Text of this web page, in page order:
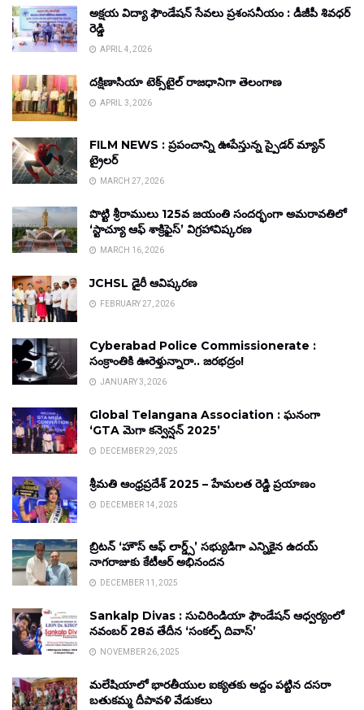
అక్షయ విద్యా ఫౌండేషన్ సేవలు ప్రశంసనీయం : డీజీపీ శివధర్
రెడ్డి
APRIL 4, 2026
దక్షిణాసియా టెక్స్‌టైల్ రాజధానిగా తెలంగాణ
APRIL 3, 2026
FILM NEWS : ప్రపంచాన్ని ఊపేస్తున్న స్పైడర్ మ్యాన్
ట్రైలర్
MARCH 27, 2026
పొట్టి శ్రీరాములు 125వ జయంతి సందర్భంగా అమరావతిలో
‘స్టాచ్యూ ఆఫ్ శాక్రిఫైస్’ విగ్రహావిష్కరణ
MARCH 16, 2026
JCHSL డైరీ ఆవిష్కరణ
FEBRUARY 27, 2026
Cyberabad Police Commissionerate :
సంక్రాంతికి ఊరెళ్తున్నారా.. జరభద్రం!
JANUARY 3, 2026
Global Telangana Association : ఘనంగా
‘GTA మెగా కన్వెన్షన్ 2025’
DECEMBER 29, 2025
శ్రీమతి ఆంధ్రప్రదేశ్ 2025 – హేమలత రెడ్డి ప్రయాణం
DECEMBER 14, 2025
బ్రిటన్ ‘హౌస్ ఆఫ్ లార్డ్స్’ సభ్యుడిగా ఎన్నికైన ఉదయ్
నాగరాజుకు కేటీఆర్ అభినందన
DECEMBER 11, 2025
Sankalp Divas : సుచిరిండియా ఫౌండేషన్ ఆధ్వర్యంలో
నవంబర్ 28వ తేదీన ‘సంకల్ప్ దివాస్’
NOVEMBER 26, 2025
మలేషియాలో భారతీయుల ఐక్యతకు అద్దం పట్టిన దసరా
బతుకమ్మ దీపావళి వేడుకలు